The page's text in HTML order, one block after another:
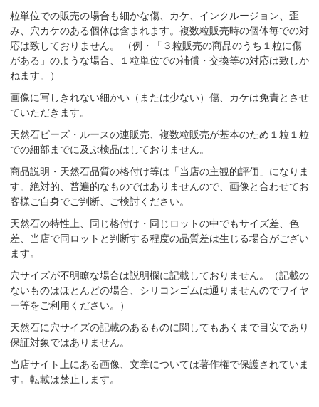
粒単位での販売の場合も細かな傷、カケ、インクルージョン、歪
み、穴カケのある個体は含まれます。複数粒販売時の個体毎での対
応は致しておりません。 （例・「３粒販売の商品のうち１粒に傷
がある」のような場合、１粒単位での補償・交換等の対応は致しか
ねます。）
画像に写しきれない細かい（または少ない）傷、カケは免責とさせ
ていただきます。
天然石ビーズ・ルースの連販売、複数粒販売が基本のため１粒１粒
での細部までに及ぶ検品はしておりません。
商品説明・天然石品質の格付け等は「当店の主観的評価」になりま
す。絶対的、普遍的なものではありませんので、画像と合わせてお
客様ご自身でご判断、ご検討ください。
天然石の特性上、同じ格付け・同じロットの中でもサイズ差、色
差、当店で同ロットと判断する程度の品質差は生じる場合がござい
ます。
穴サイズが不明瞭な場合は説明欄に記載しておりません。（記載の
ないものはほとんどの場合、シリコンゴムは通りませんのでワイヤ
ー等をご利用ください。）
天然石に穴サイズの記載のあるものに関してもあくまで目安であり
保証対象ではありません。
当店サイト上にある画像、文章については著作権で保護されていま
す。転載は禁止します。